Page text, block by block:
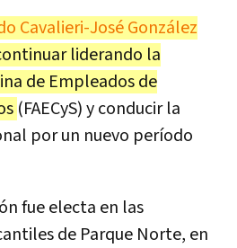
Cavalieri-José González
liderando la
de Empleados de
(FAECyS) y conducir la
por un nuevo período
fue electa en las
de Parque Norte, en